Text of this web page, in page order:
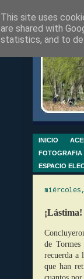
INICIO
FOTOGRAFIA
ESPACIO
¡Lástima!
de
recuerda a
que han
This site uses
are shared with
statistics, and to